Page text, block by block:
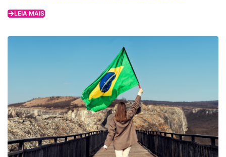
LEIA MAIS